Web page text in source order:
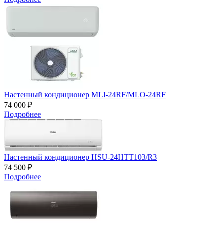
Настенный кондиционер MLI-24RF/MLO-24RF
74 000 ₽
Подробнее
Настенный кондиционер HSU-24HTT103/R3
74 500 ₽
Подробнее